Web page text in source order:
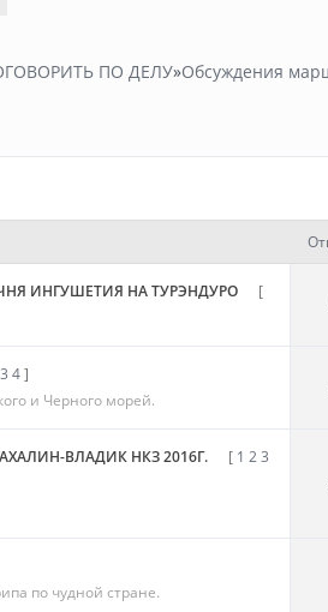
ПО ДЕЛУ»Обсуждения
ИНГУШЕТИЯ НА ТУРЭНДУРО
[
3 4]
и Черного морей.
ВЛАДИК НКЗ 2016Г. [ 1 23
по чудной стране.